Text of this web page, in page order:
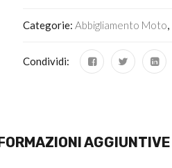
Categorie: Abbigliamento Moto
Condividi:
AGGIUNTIVE